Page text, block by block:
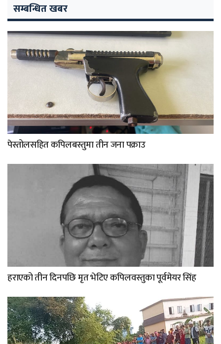
सम्बन्धित खबर
पेस्तोलसहित कपिलबस्तुमा तीन जना पक्राउ
हराएको तीन दिनपछि मृत भेटिए कपिलवस्तुका पूर्वमेयर सिंह